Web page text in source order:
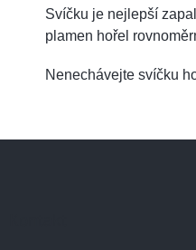
Svíčku je nejlepší
plamen hořel
Nenechávejte svíčku